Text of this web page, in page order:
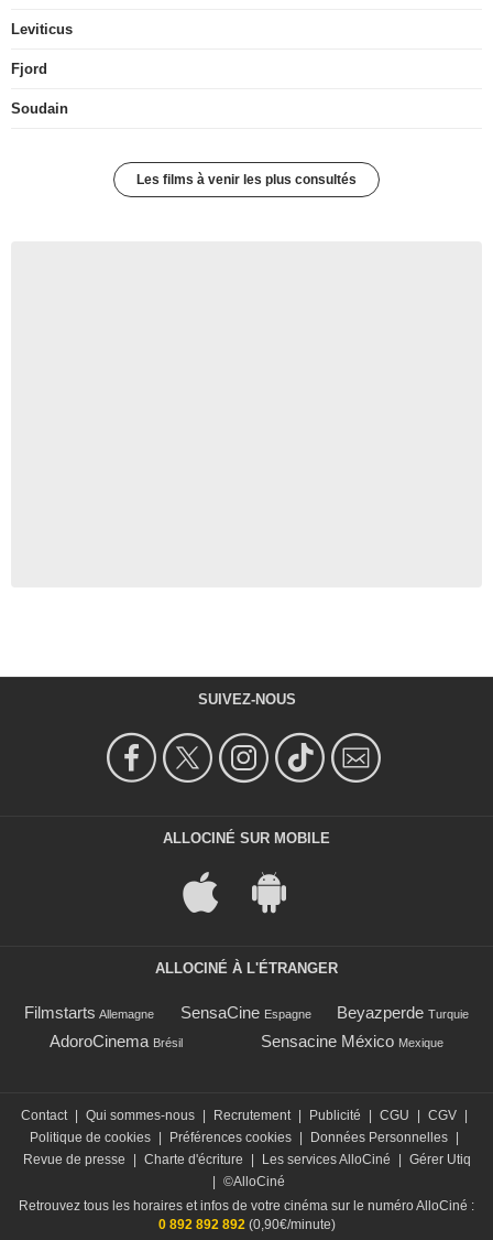
Leviticus
Fjord
Soudain
Les films à venir les plus consultés
SUIVEZ-NOUS
ALLOCINÉ SUR MOBILE
ALLOCINÉ À L'ÉTRANGER
Filmstarts Allemagne SensaCine Espagne Beyazperde Turquie
AdoroCinema Brésil Sensacine México Mexique
Contact Qui sommes-nous Recrutement Publicité CGU CGV
Politique de cookies
Préférences cookies Données Personnelles
Revue de presse
Charte d'écriture Les services AlloCiné
Gérer Utiq
©AlloCiné
Retrouvez tous les horaires et infos de votre cinéma sur le numéro AlloCiné :
0 892 892 892(0,90€/minute)